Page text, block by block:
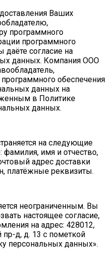
Ваших
программного
программного
согласие на
данных. Компания ООО
обеспечения
данных на
в Политике
данных.
на следующие
имя и отчество,
адрес доставки
платёжные реквизиты.
неограниченным. Вы
настоящее согласие,
на адрес: 428012,
пр-д, д. 13 с пометкой
персональных данных».